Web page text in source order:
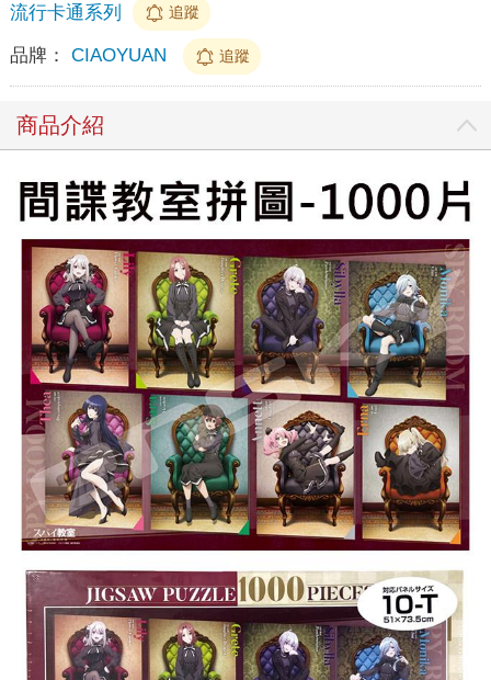
流行卡通系列
追蹤
品牌： CIAOYUAN 追蹤
商品介紹